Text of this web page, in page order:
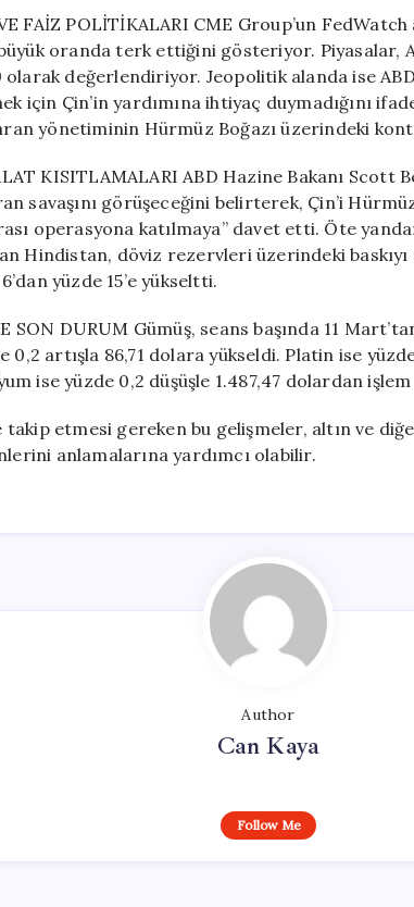
FAİZ POLİTİKALARI CME Group’un FedWatch
oranda terk ettiğini gösteriyor. Piyasalar,
olarak değerlendiriyor. Jeopolitik alanda ise
için Çin’in yardımına ihtiyaç duymadığını
yönetiminin Hürmüz Boğazı üzerindeki
KISITLAMALARI ABD Hazine Bakanı Scott
savaşını görüşeceğini belirterek, Çin’i
operasyona katılmaya” davet etti. Öte
Hindistan, döviz rezervleri üzerindeki baskıyı
yüzde 15’e yükseltti.
SON DURUM Gümüş, seans başında 11
artışla 86,71 dolara yükseldi. Platin ise
ise yüzde 0,2 düşüşle 1.487,47 dolardan
takip etmesi gereken bu gelişmeler, altın ve
anlamalarına yardımcı olabilir.
Author
Can Kaya
Follow Me